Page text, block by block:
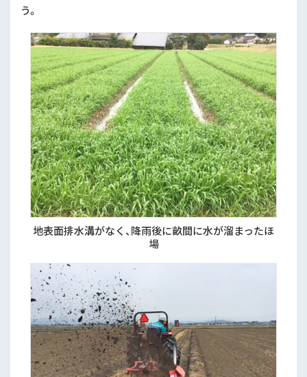
う。
地表面排水溝がなく、降雨後に畝間に水が溜まったほ
場